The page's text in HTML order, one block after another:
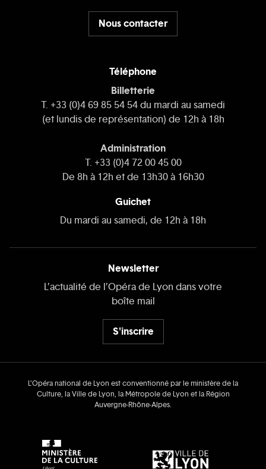
Nous contacter
Téléphone
Billetterie
T. +33 (0)4 69 85 54 54 du mardi au samedi
(et lundis de représentation) de 12h à 18h
Administration
T. +33 (0)4 72 00 45 00
De 8h à 12h et de 13h30 à 16h30
Guichet
Du mardi au samedi, de 12h à 18h
Newsletter
L’actualité de l’Opéra de Lyon dans votre
boîte mail
S'inscrire
L’Opéra national de Lyon est conventionné par le ministère de la
Culture, la Ville de Lyon, la Métropole de Lyon et la Région
Auvergne‑Rhône‑Alpes.